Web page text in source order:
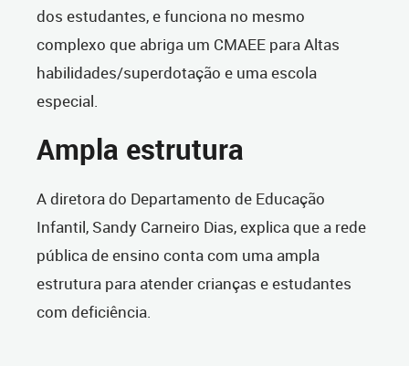
dos estudantes, e funciona no mesmo
complexo que abriga um CMAEE para Altas
habilidades/superdotação e uma escola
especial.
Ampla estrutura
A diretora do Departamento de Educação
Infantil, Sandy Carneiro Dias, explica que a rede
pública de ensino conta com uma ampla
estrutura para atender crianças e estudantes
com deficiência.